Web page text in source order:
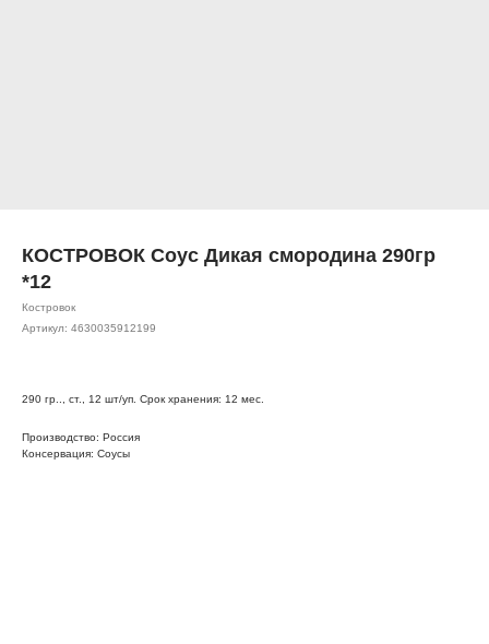
КОСТРОВОК Соус Дикая смородина 290гр
*12
Костровок
Артикул: 4630035912199
290 гр.., ст., 12 шт/уп. Срок хранения: 12 мес.
Производство: Россия
Консервация: Соусы